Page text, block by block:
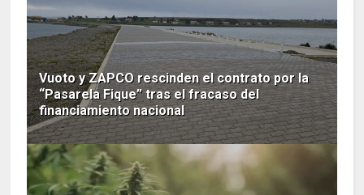
Vuoto y ZAPCO rescinden el contrato por la
“Pasarela Fique” tras el fracaso del
financiamiento nacional